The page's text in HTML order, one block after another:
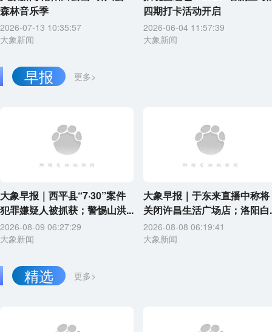
森林音乐季
2026-07-13 10:35:57
大象新闻
四期打卡活动开启
2026-06-04 11:57:39
大象新闻
更多>
早报
大象早报｜西平县“7·30”案件
犯罪嫌疑人被抓获；警惕山洪...
2026-08-09 06:27:29
大象新闻
大象早报｜于东来直播中称将
关闭许昌生活广场店；洛阳白
2026-08-08 06:19:41
大象新闻
更多>
精选